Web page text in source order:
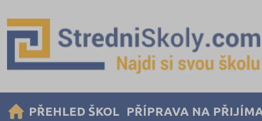
PŘEHLED ŠKOL PŘÍPRAVA NA